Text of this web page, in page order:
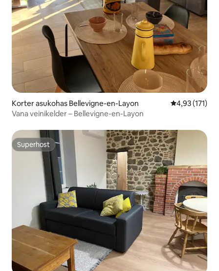
Korter asukohas Bellevigne-en-Layon Keskmine
4,93 (171)
Vana veinikelder – Bellevigne-en-Layon
Superhost
Superhost